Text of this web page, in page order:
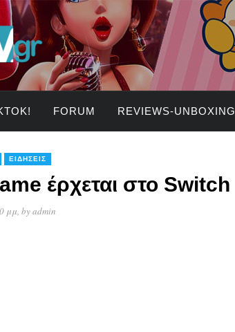
FORUM REVIEWS-UNBOXING
ΕΙΔΉΣΕΙΣ
έρχεται στο Switch
μμ, byadmin